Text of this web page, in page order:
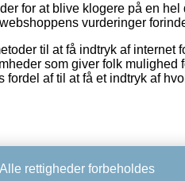
for at blive klogere på en hel
vurderinger
til at få indtryk af internet
som giver folk mulighed
af til at få et indtryk af
rettigheder forbeholdes